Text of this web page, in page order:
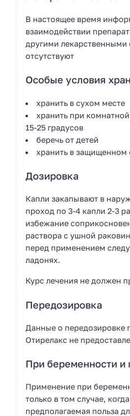
В настоящее время
взаимодействии
другими лекарственными
отсутствуют
Особые условия
хранить в сухом месте
хранить при
15-25 градусов
беречь от детей
хранить в защищенном
Дозировка
Капли закапывают в
проход по 3-4 капли 2-3
избежание
раствора с ушной
перед применением
ладонях.
Курс лечения не должен
Передозировка
Данные о передозировке
Отирелакс не
При беременности и
Применение при
только в том случае, когда
предполагаемая польза